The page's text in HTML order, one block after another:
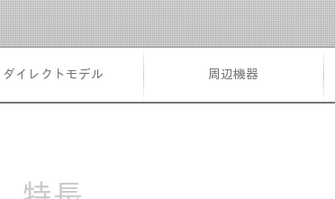
ダイレクトモデル 周辺機器